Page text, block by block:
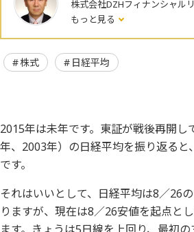
株式会社DZHフィナンシャル
もっと見る
株式 日経平均
2015年は未年です。東証が戦後再開
年、2003年）の日経平均を振り返る
です。
それはいいとして、日経平均は8／26
りますが、現在は8／26安値を起点と